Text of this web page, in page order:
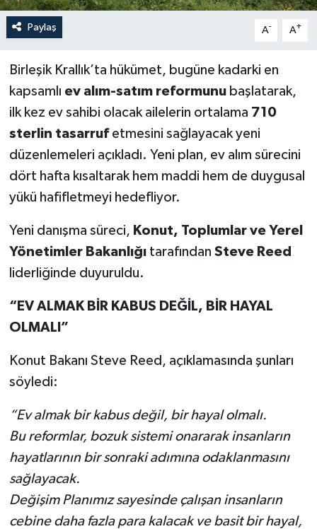
Paylaş A- A+
Birleşik Krallık’ta hükümet, bugüne kadarki en
kapsamlı ev alım-satım reformunubaşlatarak,
ilk kez ev sahibi olacak ailelerin ortalama 710
sterlin tasarrufetmesini sağlayacak yeni
düzenlemeleri açıkladı. Yeni plan, ev alım sürecini
dört hafta kısaltarak hem maddi hem de duygusal
yükü hafifletmeyi hedefliyor.
Yeni danışma süreci, Konut, Toplumlar ve Yerel
Yönetimler Bakanlığıtarafından Steve Reed
liderliğinde duyuruldu.
“EV ALMAK BİR KABUS DEĞİL, BİR HAYAL
OLMALI”
Konut Bakanı Steve Reed, açıklamasında şunları
söyledi:
“Ev almak bir kabus değil, bir hayal olmalı.
Bu reformlar, bozuk sistemi onararak insanların
hayatlarının bir sonraki adımına odaklanmasını
sağlayacak.
Değişim Planımız sayesinde çalışan insanların
cebine daha fazla para kalacak ve basit bir hayal,